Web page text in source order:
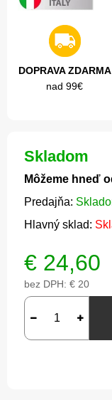
DOPRAVA ZDARMA
nad 99€
Skladom
Môžeme hneď
Predajňa:
Hlavný sklad:
€ 24,60
bez DPH: € 20